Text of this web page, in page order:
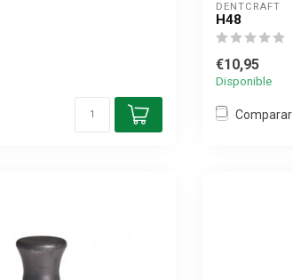
DENTCRAFT
H48
€10,95
Disponible
Comparar